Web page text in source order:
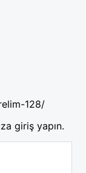
128/
giriş yapın.